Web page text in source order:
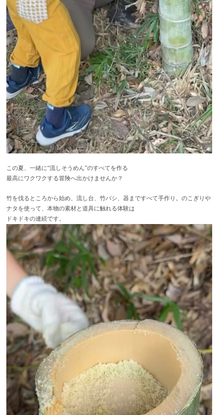
この夏、一緒に“流しそうめん”のすべてを作る
最高にワクワクする冒険へ出かけませんか？
竹を伐るところから始め、流し台、竹バシ、器まですべて手作り。のこぎりや
ナタを使って、本物の素材と道具に触れる体験は
ドキドキの連続です。